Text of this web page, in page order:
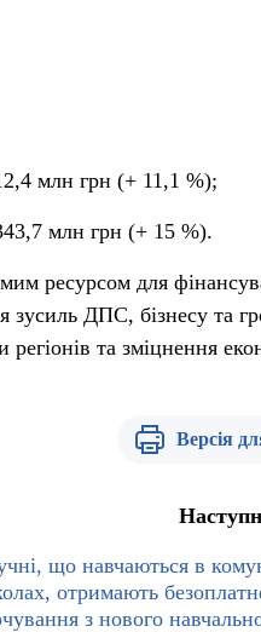
млн грн (+ 11,1 %);
млн грн (+ 15 %).
ресурсом для
зусиль ДПС, бізнесу та
та зміцнення
Версія
що навчаються в
отримають
з нового